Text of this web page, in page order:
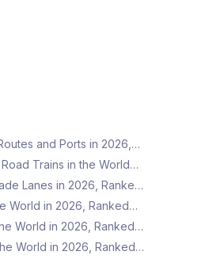
and Ports in 2026,…
Trains in the World…
Lanes in 2026, Ranke…
World in 2026, Ranked…
World in 2026, Ranked…
World in 2026, Ranked…